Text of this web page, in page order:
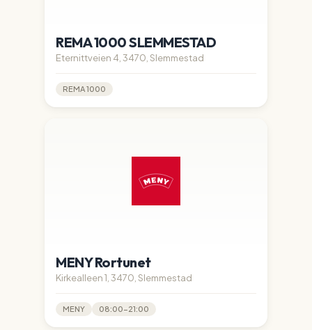
REMA 1000 SLEMMESTAD
Eternittveien 4, 3470, Slemmestad
REMA 1000
MENY Rortunet
Kirkealleen 1, 3470, Slemmestad
MENY 08:00-21:00